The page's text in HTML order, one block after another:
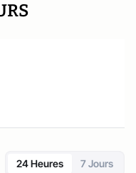
24 Heures 7 Jours